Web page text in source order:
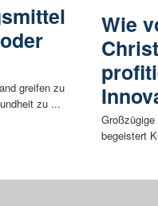
greifen zu
zu ...
Wie
begeistert